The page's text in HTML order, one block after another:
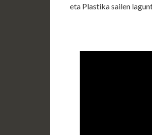
eta Plastika sailen